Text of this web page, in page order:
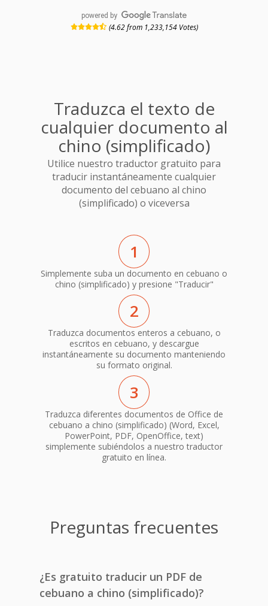
powered by
(4.62 from 1,233,154 Votes)
Traduzca el texto de
cualquier documento al
chino (simplificado)
Utilice nuestro traductor gratuito para
traducir instantáneamente cualquier
documento del cebuano al chino
(simplificado) o viceversa
1
Simplemente suba un documento en cebuano o
chino (simplificado) y presione "Traducir"
2
Traduzca documentos enteros a cebuano, o
escritos en cebuano, y descargue
instantáneamente su documento manteniendo
su formato original.
3
Traduzca diferentes documentos de Office de
cebuano a chino (simplificado) (Word, Excel,
PowerPoint, PDF, OpenOffice, text)
simplemente subiéndolos a nuestro traductor
gratuito en línea.
Preguntas frecuentes
¿Es gratuito traducir un PDF de
cebuano a chino (simplificado)?